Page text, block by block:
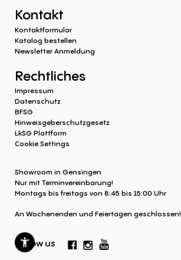
Follow us
Kontakt
Kontaktformular
Katalog bestellen
Newsletter Anmeldung
Showroom in Gensingen
Nur mit Terminvereinbarung!
Montags bis freitags von 8:45 bis 15:00 Uhr
An Wochenenden und Feiertagen geschlossen!
Rechtliches
Impressum
Datenschutz
BFSG
Hinweisgeberschutzgesetz
LkSG Plattform
Cookie Settings